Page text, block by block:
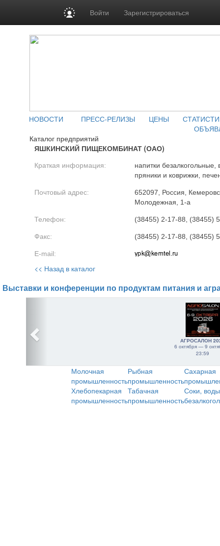
Войти Зарегистрироваться
НОВОСТИ ПРЕСС-РЕЛИЗЫ ЦЕНЫ
Каталог предприятий
ЯШКИНСКИЙ ПИЩЕКОМБИНАТ (ОАО)
Краткая информация:
напитки
пряники и коврижки,
Почтовый адрес:
652097, Россия,
Молодежная, 1-а
Телефон: (38455) 2-17-88, (38455)
Факс: (38455) 2-17-88, (38455)
E-mail:
<< Назад в каталог
Выставки и конференции по продуктам питания и
АГРОСАЛОН
6 октября — 9
23:59
Молочная
промышленность
Рыбная
промышленность
Сахарная
Хлебопекарная
промышленность
Табачная
промышленность
Соки,